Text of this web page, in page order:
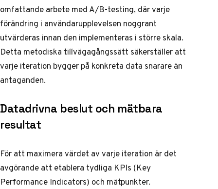
omfattande arbete med A/B-testing, där varje
förändring i användarupplevelsen noggrant
utvärderas innan den implementeras i större skala.
Detta metodiska tillvägagångssätt säkerställer att
varje iteration bygger på konkreta data snarare än
antaganden.
Datadrivna beslut och mätbara
resultat
För att maximera värdet av varje iteration är det
avgörande att etablera tydliga KPIs (Key
Performance Indicators) och mätpunkter.